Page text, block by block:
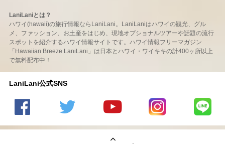
LaniLaniとは？
ハワイ(hawaii)の旅行情報ならLaniLani。LaniLaniはハワイの観光、グル
メ、ファッション、お土産をはじめ、現地オプショナルツアーや話題の流行
スポットを紹介するハワイ情報サイトです。ハワイ情報フリーマガジン
「Hawaiian Breeze LaniLani」は日本とハワイ・ワイキキの計400ヶ所以上
で無料配布中！
LaniLani公式SNS
の
のtwitter
の